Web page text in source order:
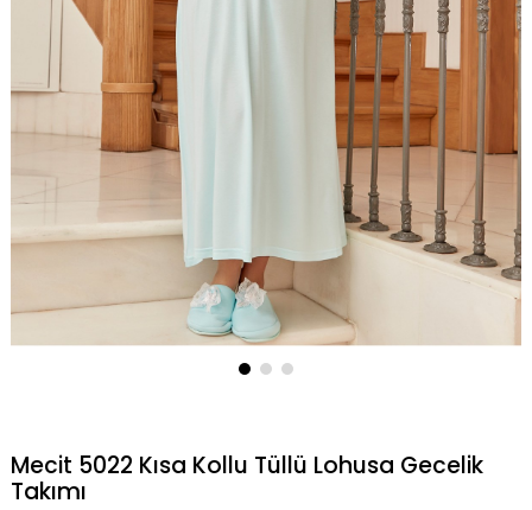
Mecit 5022 Kısa Kollu Tüllü Lohusa Gecelik
Takımı